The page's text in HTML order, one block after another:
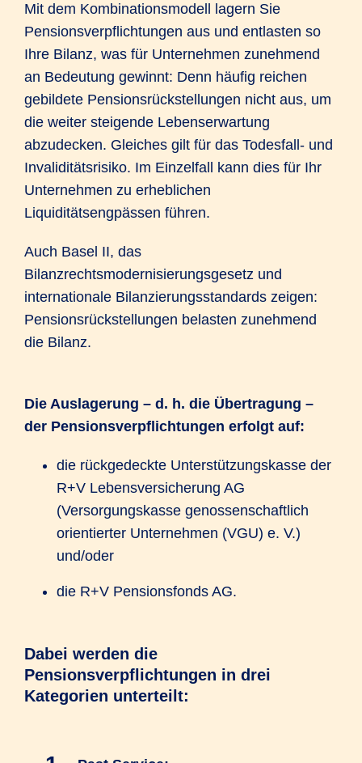
Mit dem Kombinationsmodell lagern Sie
Pensionsverpflichtungen aus und entlasten so
Ihre Bilanz, was für Unternehmen zunehmend
an Bedeutung gewinnt: Denn häufig reichen
gebildete Pensionsrückstellungen nicht aus, um
die weiter steigende Lebenserwartung
abzudecken. Gleiches gilt für das Todesfall- und
Invaliditätsrisiko. Im Einzelfall kann dies für Ihr
Unternehmen zu erheblichen
Liquiditätsengpässen führen.
Auch Basel II, das
Bilanzrechtsmodernisierungsgesetz und
internationale Bilanzierungsstandards zeigen:
Pensionsrückstellungen belasten zunehmend
die Bilanz.
Die Auslagerung – d. h. die Übertragung –
der Pensionsverpflichtungen erfolgt auf:
die rückgedeckte Unterstützungskasse der
R+V Lebensversicherung AG
(Versorgungskasse genossenschaftlich
orientierter Unternehmen (VGU) e. V.)
und/oder
die R+V Pensionsfonds AG.
Dabei werden die
Pensionsverpflichtungen in drei
Kategorien unterteilt: